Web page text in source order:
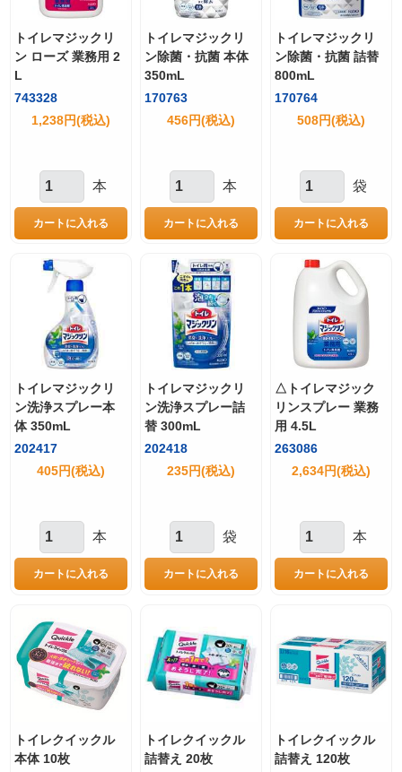
1,238円(税込)
743328
トイレマジックリ
ン ローズ 業務用 2
L
本
456円(税込)
170763
トイレマジックリ
ン除菌・抗菌 本体
350mL
本
508円(税込)
170764
トイレマジックリ
ン除菌・抗菌 詰替
800mL
袋
405円(税込)
202417
トイレマジックリ
ン洗浄スプレー本
体 350mL
本
235円(税込)
202418
トイレマジックリ
ン洗浄スプレー詰
替 300mL
袋
2,634円(税込)
263086
△トイレマジック
リンスプレー 業務
用 4.5L
本
トイレクイックル
本体 10枚
トイレクイックル
詰替え 20枚
トイレクイックル
詰替え 120枚